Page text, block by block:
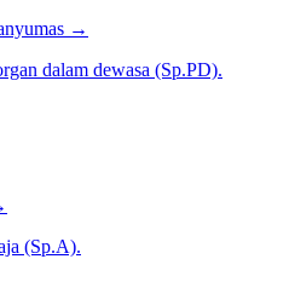
→
dalam dewasa (Sp.PD).
(Sp.A).